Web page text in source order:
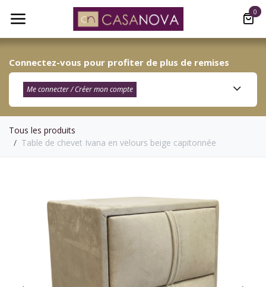
0
Connectez-vous pour profiter de plus de remises
Me connecter / Créer mon compte​
Tous les produits
Table de chevet Ivana en velours beige capitonnée